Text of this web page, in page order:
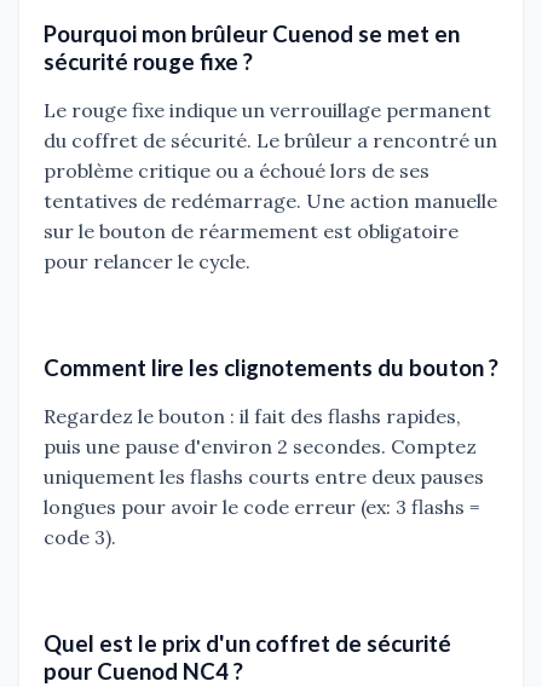
Pourquoi mon brûleur Cuenod se met en
sécurité rouge fixe ?
Le rouge fixe indique un verrouillage permanent
du coffret de sécurité. Le brûleur a rencontré un
problème critique ou a échoué lors de ses
tentatives de redémarrage. Une action manuelle
sur le bouton de réarmement est obligatoire
pour relancer le cycle.
Comment lire les clignotements du bouton ?
Regardez le bouton : il fait des flashs rapides,
puis une pause d'environ 2 secondes. Comptez
uniquement les flashs courts entre deux pauses
longues pour avoir le code erreur (ex: 3 flashs =
code 3).
Quel est le prix d'un coffret de sécurité
pour Cuenod NC4 ?